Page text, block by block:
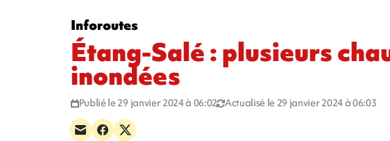
Inforoutes
Étang-Salé : plusieurs
inondées
Publié le 29 janvier 2024 à 06:02 Actualisé le 29 janvier 2024 à 06:03